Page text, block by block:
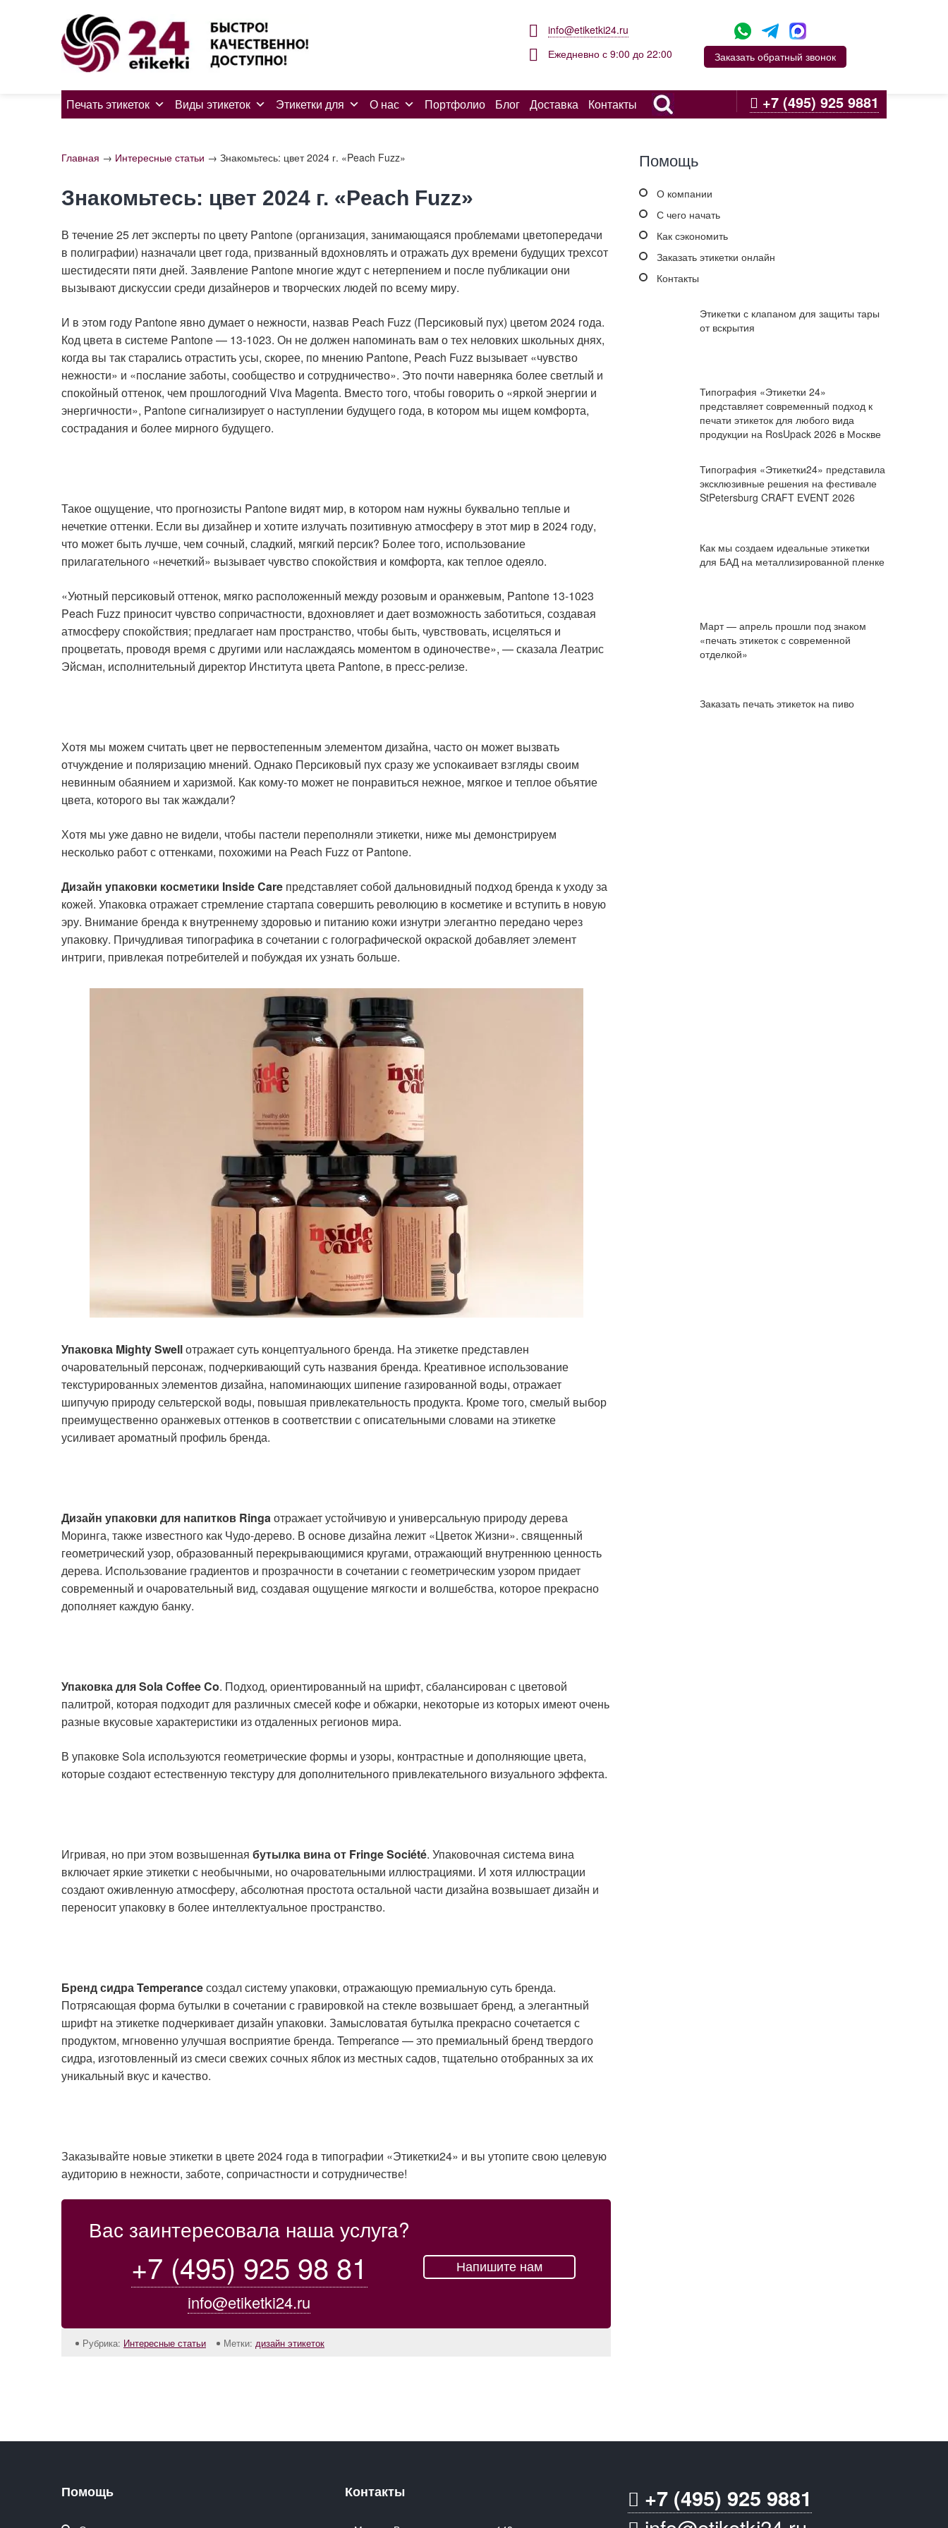
info@etiketki24.ru
Ежедневно с 9:00 до 22:00
Заказать обратный звонок
Печать этикеток Виды этикеток Этикетки для О нас Портфолио Блог Доставка Контакты +7 (495) 925 9881
Главная → Интересные статьи → Знакомьтесь: цвет 2024 г. «Peach Fuzz»
Знакомьтесь: цвет 2024 г. «Peach Fuzz»
В течение 25 лет эксперты по цвету Pantone (организация, занимающаяся проблемами цветопередачи
в полиграфии) назначали цвет года, призванный вдохновлять и отражать дух времени будущих трехсот
шестидесяти пяти дней. Заявление Pantone многие ждут с нетерпением и после публикации они
вызывают дискуссии среди дизайнеров и творческих людей по всему миру.
И в этом году Pantone явно думает о нежности, назвав Peach Fuzz (Персиковый пух) цветом 2024 года.
Код цвета в системе Pantone — 13-1023. Он не должен напоминать вам о тех неловких школьных днях,
когда вы так старались отрастить усы, скорее, по мнению Pantone, Peach Fuzz вызывает «чувство
нежности» и «послание заботы, сообщество и сотрудничество». Это почти наверняка более светлый и
спокойный оттенок, чем прошлогодний Viva Magenta. Вместо того, чтобы говорить о «яркой энергии и
энергичности», Pantone сигнализирует о наступлении будущего года, в котором мы ищем комфорта,
сострадания и более мирного будущего.
Такое ощущение, что прогнозисты Pantone видят мир, в котором нам нужны буквально теплые и
нечеткие оттенки. Если вы дизайнер и хотите излучать позитивную атмосферу в этот мир в 2024 году,
что может быть лучше, чем сочный, сладкий, мягкий персик? Более того, использование
прилагательного «нечеткий» вызывает чувство спокойствия и комфорта, как теплое одеяло.
«Уютный персиковый оттенок, мягко расположенный между розовым и оранжевым, Pantone 13-1023
Peach Fuzz приносит чувство сопричастности, вдохновляет и дает возможность заботиться, создавая
атмосферу спокойствия; предлагает нам пространство, чтобы быть, чувствовать, исцеляться и
процветать, проводя время с другими или наслаждаясь моментом в одиночестве», — сказала Леатрис
Эйсман, исполнительный директор Института цвета Pantone, в пресс-релизе.
Хотя мы можем считать цвет не первостепенным элементом дизайна, часто он может вызвать
отчуждение и поляризацию мнений. Однако Персиковый пух сразу же успокаивает взгляды своим
невинным обаянием и харизмой. Как кому-то может не понравиться нежное, мягкое и теплое объятие
цвета, которого вы так жаждали?
Хотя мы уже давно не видели, чтобы пастели переполняли этикетки, ниже мы демонстрируем
несколько работ с оттенками, похожими на Peach Fuzz от Pantone.
Дизайн упаковки косметики Inside Care представляет собой дальновидный подход бренда к уходу за
кожей. Упаковка отражает стремление стартапа совершить революцию в косметике и вступить в новую
эру. Внимание бренда к внутреннему здоровью и питанию кожи изнутри элегантно передано через
упаковку. Причудливая типографика в сочетании с голографической окраской добавляет элемент
интриги, привлекая потребителей и побуждая их узнать больше.
Упаковка Mighty Swellотражает суть концептуального бренда. На этикетке представлен
очаровательный персонаж, подчеркивающий суть названия бренда. Креативное использование
текстурированных элементов дизайна, напоминающих шипение газированной воды, отражает
шипучую природу сельтерской воды, повышая привлекательность продукта. Кроме того, смелый выбор
преимущественно оранжевых оттенков в соответствии с описательными словами на этикетке
усиливает ароматный профиль бренда.
Дизайн упаковки для напитков Ringaотражает устойчивую и универсальную природу дерева
Моринга, также известного как Чудо-дерево. В основе дизайна лежит «Цветок Жизни». священный
геометрический узор, образованный перекрывающимися кругами, отражающий внутреннюю ценность
дерева. Использование градиентов и прозрачности в сочетании с геометрическим узором придает
современный и очаровательный вид, создавая ощущение мягкости и волшебства, которое прекрасно
дополняет каждую банку.
Упаковка для Sola Coffee Co. Подход, ориентированный на шрифт, сбалансирован с цветовой
палитрой, которая подходит для различных смесей кофе и обжарки, некоторые из которых имеют очень
разные вкусовые характеристики из отдаленных регионов мира.
В упаковке Sola используются геометрические формы и узоры, контрастные и дополняющие цвета,
которые создают естественную текстуру для дополнительного привлекательного визуального эффекта.
Игривая, но при этом возвышенная бутылка вина от Fringe Société. Упаковочная система вина
включает яркие этикетки с необычными, но очаровательными иллюстрациями. И хотя иллюстрации
создают оживленную атмосферу, абсолютная простота остальной части дизайна возвышает дизайн и
переносит упаковку в более интеллектуальное пространство.
Бренд сидра Temperanceсоздал систему упаковки, отражающую премиальную суть бренда.
Потрясающая форма бутылки в сочетании с гравировкой на стекле возвышает бренд, а элегантный
шрифт на этикетке подчеркивает дизайн упаковки. Замысловатая бутылка прекрасно сочетается с
продуктом, мгновенно улучшая восприятие бренда. Temperance — это премиальный бренд твердого
сидра, изготовленный из смеси свежих сочных яблок из местных садов, тщательно отобранных за их
уникальный вкус и качество.
Заказывайте новые этикетки в цвете 2024 года в типографии «Этикетки24» и вы утопите свою целевую
аудиторию в нежности, заботе, сопричастности и сотрудничестве!
Вас заинтересовала наша услуга?
+7 (495) 925 98 81
info@etiketki24.ru
Напишите нам
Рубрика: Интересные статьи Метки: дизайн этикеток
Помощь
О компании
С чего начать
Как сэкономить
Заказать этикетки онлайн
Контакты
Этикетки с клапаном для защиты тары
от вскрытия
Типография «Этикетки 24»
представляет современный подход к
печати этикеток для любого вида
продукции на RosUpack 2026 в Москве
Типография «Этикетки24» представила
эксклюзивные решения на фестивале
StPetersburg CRAFT EVENT 2026
Как мы создаем идеальные этикетки
для БАД на металлизированной пленке
Март — апрель прошли под знаком
«печать этикеток с современной
отделкой»
Заказать печать этикеток на пиво
Помощь Контакты +7 (495) 925 9881